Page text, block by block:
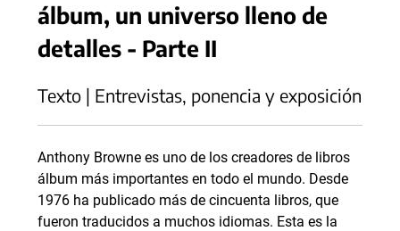
álbum, un universo lleno de
detalles - Parte II
Texto | Entrevistas, ponencia y exposición
Anthony Browne es uno de los creadores de libros
álbum más importantes en todo el mundo. Desde
1976 ha publicado más de cincuenta libros, que
fueron traducidos a muchos idiomas. Esta es la